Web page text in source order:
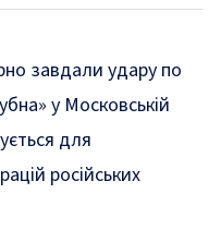
завдали удару по
у Московській
для
російських